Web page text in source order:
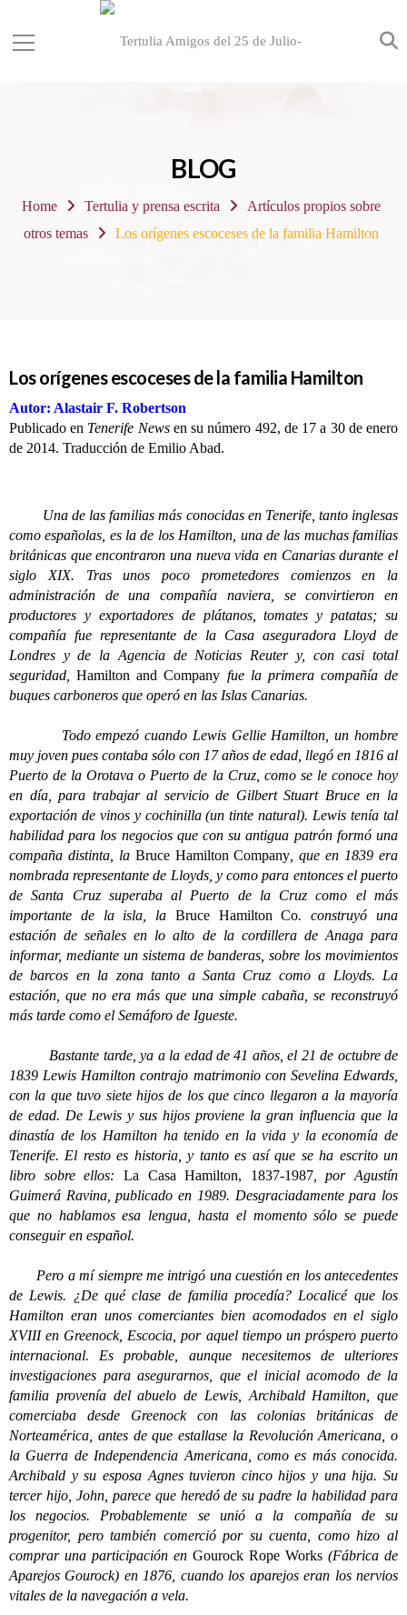
BLOG
Home Tertulia y prensa escrita
Artículos propios sobre
otros temas
Los orígenes escoceses de la familia Hamilton
Los orígenes escoceses de la familia Hamilton
Autor: Alastair F. Robertson
Publicado en Tenerife Newsen su número 492, de 17 a 30 de enero
de 2014. Traducción de Emilio Abad.
Una de las familias más conocidas en Tenerife, tanto inglesas
como españolas, es la de los Hamilton, una de las muchas familias
británicas que encontraron una nueva vida en Canarias durante el
siglo XIX. Tras unos poco prometedores comienzos en la
administración de una compañía naviera, se convirtieron en
productores y exportadores de plátanos, tomates y patatas; su
compañía fue representante de la Casa aseguradora Lloyd de
Londres y de la Agencia de Noticias Reuter y, con casi total
seguridad,Hamilton and Company fue la primera compañía de
buques carboneros que operó en las Islas Canarias.
Todo empezó cuando Lewis Gellie Hamilton, un hombre
muy joven pues contaba sólo con 17 años de edad, llegó en 1816 al
Puerto de la Orotava o Puerto de la Cruz, como se le conoce hoy
en día, para trabajar al servicio de Gilbert Stuart Bruce en la
exportación de vinos y cochinilla (un tinte natural). Lewis tenía tal
habilidad para los negocios que con su antigua patrón formó una
compaña distinta, la Bruce Hamilton Company , que en 1839 era
nombrada representante de Lloyds, y como para entonces el puerto
de Santa Cruz superaba al Puerto de la Cruz como el más
importante de la isla, la Bruce Hamilton Co. construyó una
estación de señales en lo alto de la cordillera de Anaga para
informar, mediante un sistema de banderas, sobre los movimientos
de barcos en la zona tanto a Santa Cruz como a Lloyds. La
estación, que no era más que una simple cabaña, se reconstruyó
más tarde como el Semáforo de Igueste.
Bastante tarde, ya a la edad de 41 años, el 21 de octubre de
1839 Lewis Hamilton contrajo matrimonio con Sevelina Edwards,
con la que tuvo siete hijos de los que cinco llegaron a la mayoría
de edad. De Lewis y sus hijos proviene la gran influencia que la
dinastía de los Hamilton ha tenido en la vida y la economía de
Tenerife. El resto es historia, y tanto es así que se ha escrito un
libro sobre ellos: La Casa Hamilton, 1837-1987, por Agustín
Guimerá Ravina, publicado en 1989. Desgraciadamente para los
que no hablamos esa lengua, hasta el momento sólo se puede
conseguir en español.
Pero a mí siempre me intrigó una cuestión en los antecedentes
de Lewis. ¿De qué clase de familia procedía? Localicé que los
Hamilton eran unos comerciantes bien acomodados en el siglo
XVIII en Greenock, Escocia, por aquel tiempo un próspero puerto
internacional. Es probable, aunque necesitemos de ulteriores
investigaciones para asegurarnos, que el inicial acomodo de la
familia provenía del abuelo de Lewis, Archibald Hamilton, que
comerciaba desde Greenock con las colonias británicas de
Norteamérica, antes de que estallase la Revolución Americana, o
la Guerra de Independencia Americana, como es más conocida.
Archibald y su esposa Agnes tuvieron cinco hijos y una hija. Su
tercer hijo, John, parece que heredó de su padre la habilidad para
los negocios. Probablemente se unió a la compañía de su
progenitor, pero también comerció por su cuenta, como hizo al
comprar una participación en Gourock Rope Works (Fábrica de
Aparejos Gourock) en 1876, cuando los aparejos eran los nervios
vitales de la navegación a vela.